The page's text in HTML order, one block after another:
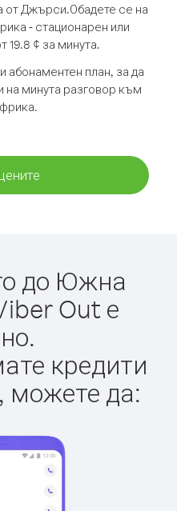
от Джърси.Обадете се на
- стационарен или
19.8 ¢ за минута.
абонаментен план, за да
на минута разговор към
до Южна
Out е
кредити
можете да: